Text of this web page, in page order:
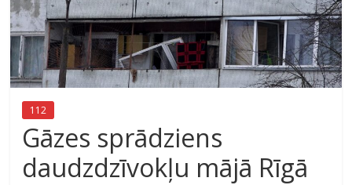
112
Gāzes sprādziens
daudzdzīvokļu mājā Rīgā